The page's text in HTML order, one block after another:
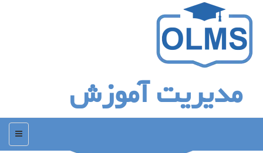
مدیریت آموزش
منو